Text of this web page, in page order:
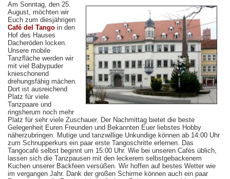
Am Sonntag, den 25.
August, möchten wir
Euch zum diesjährigen
Café del Tango in den
Hof des Hauses
Dacheröden locken.
Unsere mobile
Tanzfläche werden wir
mit viel Babypuder
knieschonend
drehungsfähig mächen.
Dort ist ausreichend
Platz für viele
Tanzpaare und
ringsherum noch mehr
Platz für sehr viele Zuschauer. Der Nachmittag bietet die beste
Gelegenheit Euren Freunden und Bekannten Euer liebstes Hobby
näherzubringen. Mutige und tanzwillige Unkundige können ab 14:00 Uhr
zum Schnupperkurs ein paar erste Tangoschritte erlernen. Das
Tangocafé selbst beginnt um 15:00 Uhr. Wie bei unseren Cafés üblich,
lassen sich die Tanzpausen mit den leckerem selbstgebackenem
Kuchen unserer Backfeen versüßen. Wir hoffen auf bestes Wetter wie
im vergangen Jahr. Dank der großen Schirme können auch ein paar